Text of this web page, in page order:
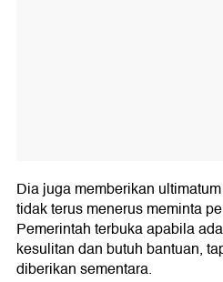
Dia juga memberikan
tidak terus menerus meminta
Pemerintah terbuka apabila
kesulitan dan butuh bantuan,
diberikan sementara.